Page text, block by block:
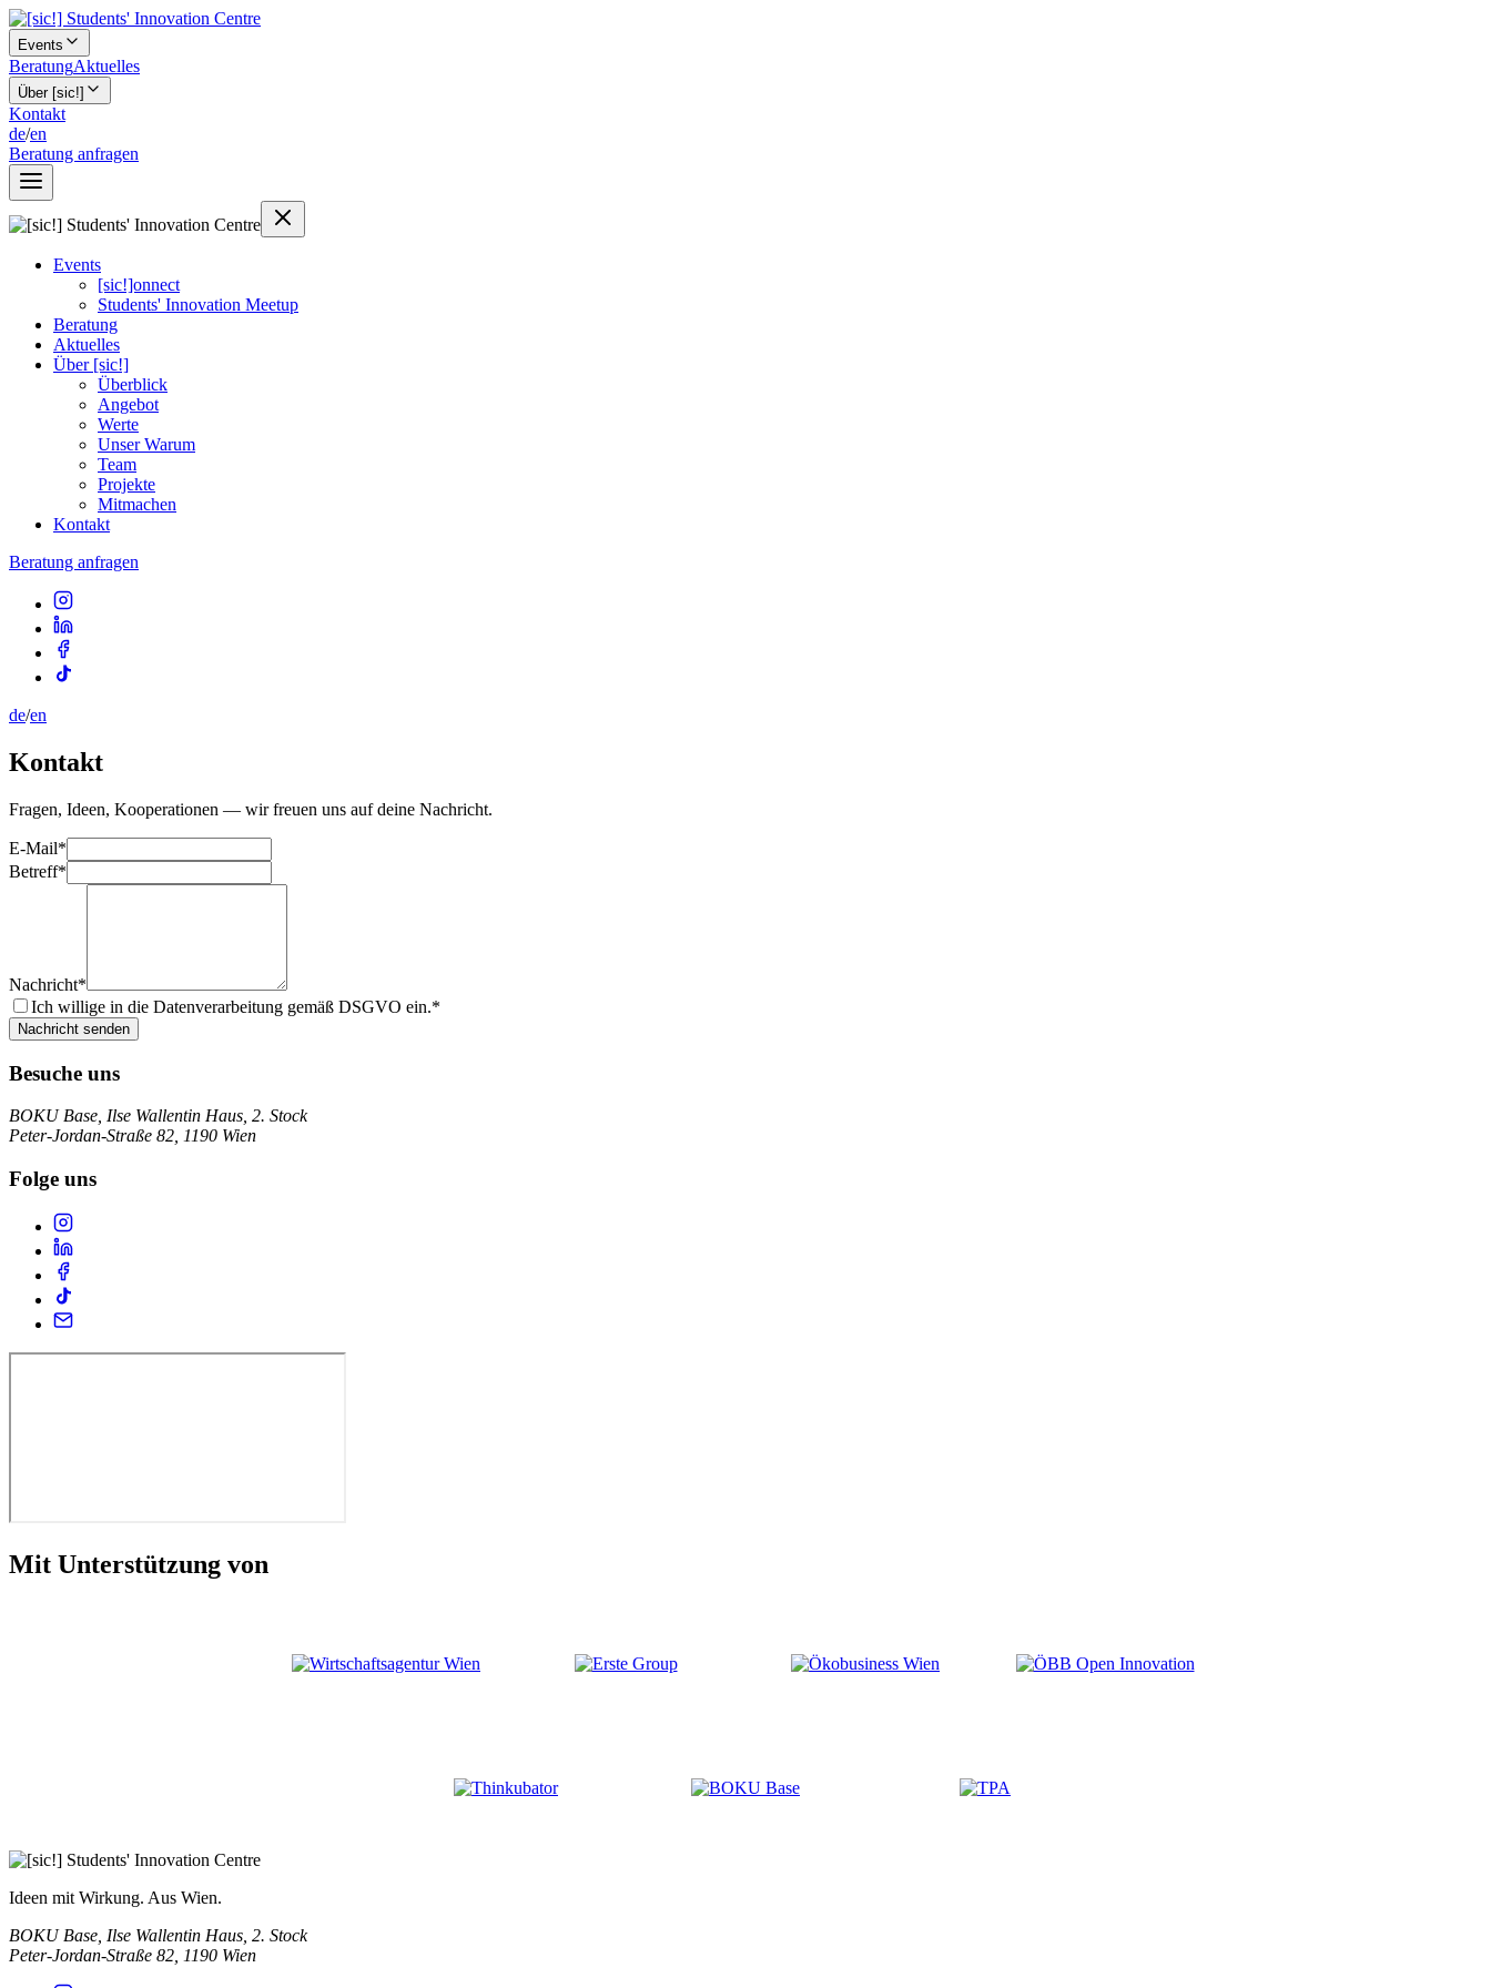
Events
BeratungAktuelles
Über [sic!]
Kontakt
de/en
Beratung anfragen
Events
[sic!]onnect
Students' Innovation Meetup
Beratung
Aktuelles
Über [sic!]
Überblick
Angebot
Werte
Unser Warum
Team
Projekte
Mitmachen
Kontakt
Beratung anfragen
de/en
Kontakt
Fragen, Ideen, Kooperationen — wir freuen uns auf deine Nachricht.
E-Mail*
Betreff*
Nachricht*
Ich willige in die Datenverarbeitung gemäß DSGVO ein.*
Nachricht senden
Besuche uns
BOKU Base, Ilse Wallentin Haus, 2. Stock
Peter-Jordan-Straße 82, 1190 Wien
Folge uns
Mit Unterstützung von
Ideen mit Wirkung. Aus Wien.
BOKU Base, Ilse Wallentin Haus, 2. Stock
Peter-Jordan-Straße 82, 1190 Wien